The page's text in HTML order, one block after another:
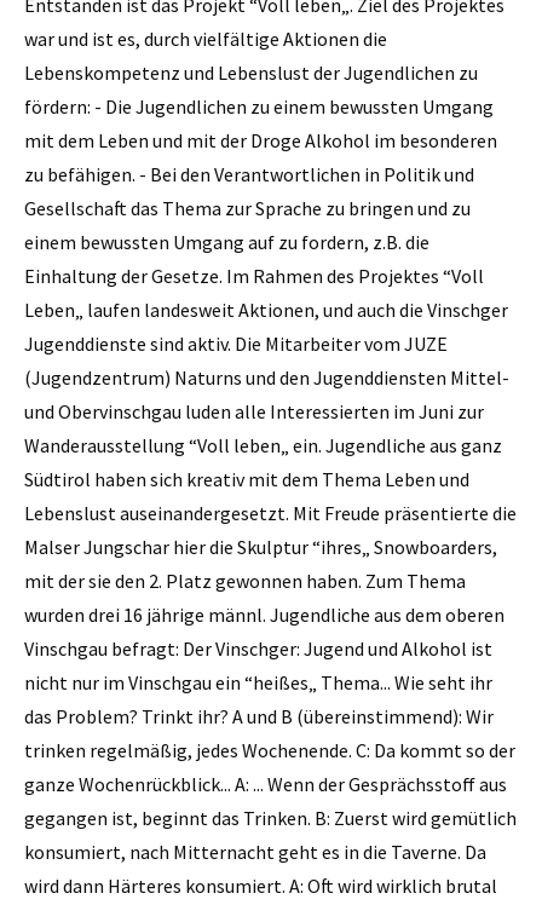
war und ist es, durch vielfältige Aktionen die
Lebenskompetenz und Lebenslust der Jugendlichen zu
fördern: - Die Jugendlichen zu einem bewussten Umgang
mit dem Leben und mit der Droge Alkohol im besonderen
zu befähigen. - Bei den Verantwortlichen in Politik und
Gesellschaft das Thema zur Sprache zu bringen und zu
einem bewussten Umgang auf zu fordern, z.B. die
Einhaltung der Gesetze. Im Rahmen des Projektes “Voll
Leben„ laufen landesweit Aktionen, und auch die Vinschger
Jugenddienste sind aktiv. Die Mitarbeiter vom JUZE
(Jugendzentrum) Naturns und den Jugenddiensten Mittel-
und Obervinschgau luden alle Interessierten im Juni zur
Wanderausstellung “Voll leben„ ein. Jugendliche aus ganz
Südtirol haben sich kreativ mit dem Thema Leben und
Lebenslust auseinandergesetzt. Mit Freude präsentierte die
Malser Jungschar hier die Skulptur “ihres„ Snowboarders,
mit der sie den 2. Platz gewonnen haben. Zum Thema
wurden drei 16 jährige männl. Jugendliche aus dem oberen
Vinschgau befragt: Der Vinschger: Jugend und Alkohol ist
nicht nur im Vinschgau ein “heißes„ Thema... Wie seht ihr
das Problem? Trinkt ihr? A und B (übereinstimmend): Wir
trinken regelmäßig, jedes Wochenende. C: Da kommt so der
ganze Wochenrückblick... A: ... Wenn der Gesprächsstoff aus
gegangen ist, beginnt das Trinken. B: Zuerst wird gemütlich
konsumiert, nach Mitternacht geht es in die Taverne. Da
wird dann Härteres konsumiert. A: Oft wird wirklich brutal